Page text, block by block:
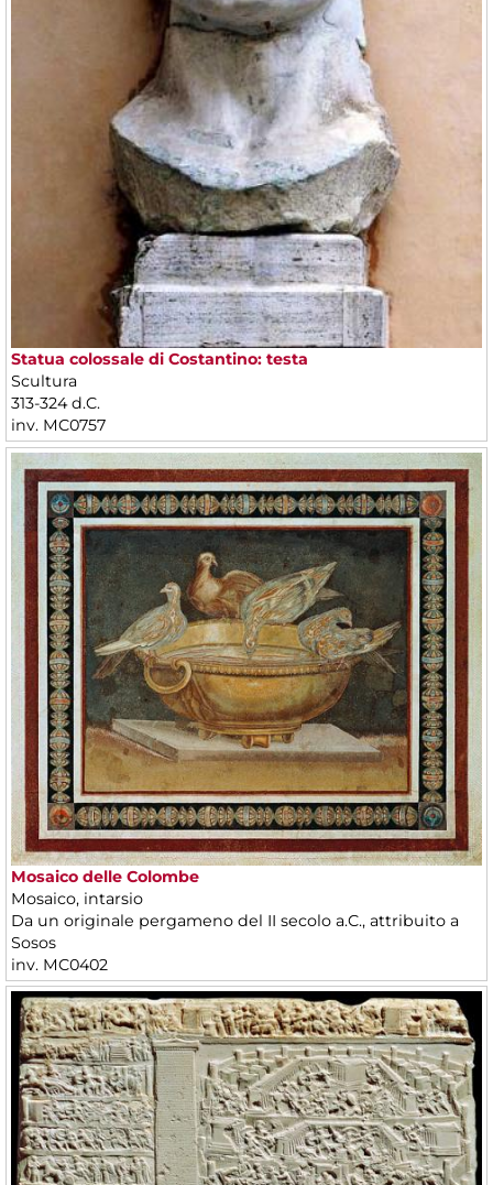
Statua colossale di Costantino: testa
Scultura
313-324 d.C.
inv. MC0757
Mosaico delle Colombe
Mosaico, intarsio
Da un originale pergameno del II secolo a.C., attribuito a
Sosos
inv. MC0402